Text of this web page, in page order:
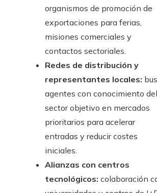
organismos de promoción de
exportaciones para ferias,
misiones comerciales y
contactos sectoriales.
Redes de distribución y
representantes locales:
agentes con conocimiento del
sector objetivo en mercados
prioritarios para acelerar
entradas y reducir costes
iniciales.
Alianzas con centros
tecnológicos: colaboración